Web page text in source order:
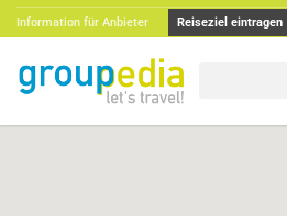
Information für Anbieter Reiseziel eintragen